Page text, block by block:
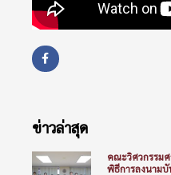
ข่าวล่าสุด
คณะวิศวกรรม
พิธีการลงนามบั